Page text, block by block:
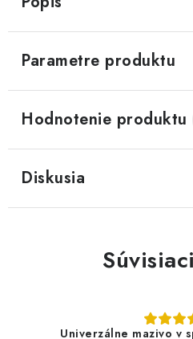
Parametre produktu
Hodnotenie produktu
Diskusia
Univerzálne mazivo v